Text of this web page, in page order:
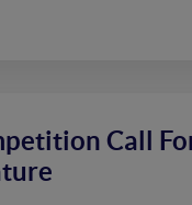
Call